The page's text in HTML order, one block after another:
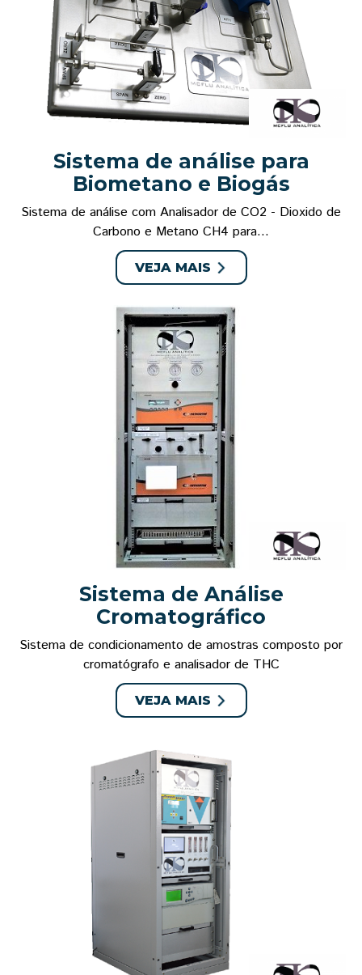
Sistema de análise para
Biometano e Biogás
Sistema de análise com Analisador de CO2 - Dioxido de
Carbono e Metano CH4 para...
VEJA MAIS
Sistema de Análise
Cromatográfico
Sistema de condicionamento de amostras composto por
cromatógrafo e analisador de THC
VEJA MAIS